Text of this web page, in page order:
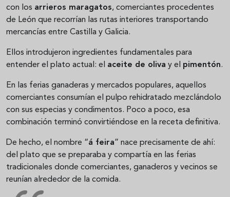
con los arrieros maragatos, comerciantes procedentes
de León que recorrían las rutas interiores transportando
mercancías entre Castilla y Galicia.
Ellos introdujeron ingredientes fundamentales para
entender el plato actual: el aceite de oliva y el pimentón.
En las ferias ganaderas y mercados populares, aquellos
comerciantes consumían el pulpo rehidratado mezclándolo
con sus especias y condimentos. Poco a poco, esa
combinación terminó convirtiéndose en la receta definitiva.
De hecho, el nombre “á feira” nace precisamente de ahí:
del plato que se preparaba y compartía en las ferias
tradicionales donde comerciantes, ganaderos y vecinos se
reunían alrededor de la comida.